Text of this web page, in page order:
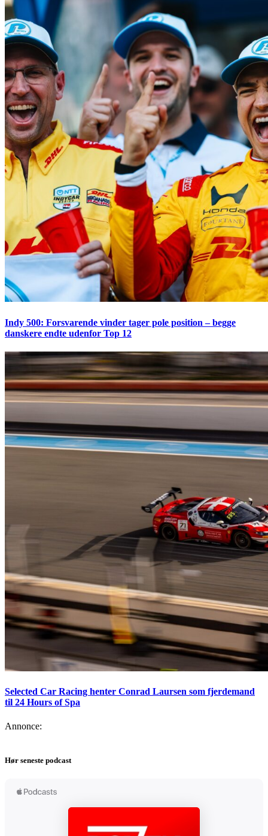
Indy 500: Forsvarende vinder tager pole position – begge
danskere endte udenfor Top 12
Selected Car Racing henter Conrad Laursen som fjerdemand
til 24 Hours of Spa
Annonce:
Hør seneste podcast